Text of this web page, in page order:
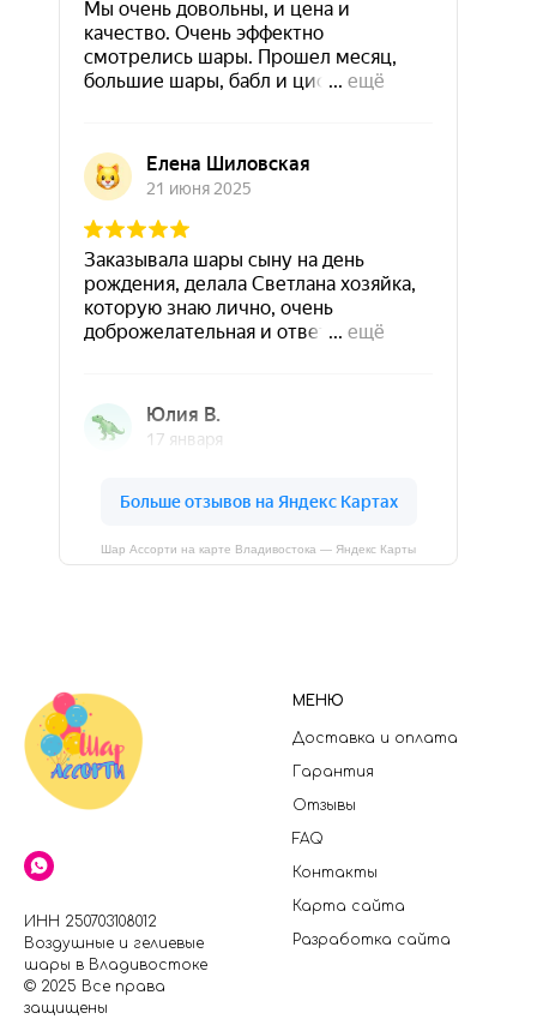
Шар Ассорти на карте Владивостока — Яндекс Карты
ИНН 250703108012
Воздушные и гелиевые
шары в Владивостоке
© 2025 Все права
защищены
МЕНЮ
Доставка и оплата
Гарантия
Отзывы
FAQ
Контакты
Карта сайта
Разработка сайта